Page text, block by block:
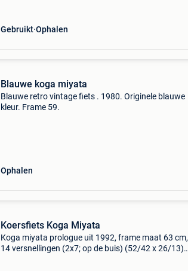
Gebruikt Ophalen
Blauwe koga miyata
Blauwe retro vintage fiets . 1980. Originele blauwe
kleur. Frame 59.
Ophalen
Koersfiets Koga Miyata
Koga miyata prologue uit 1992, frame maat 63 cm,
14 versnellingen (2x7; op de buis) (52/42 x 26/13),